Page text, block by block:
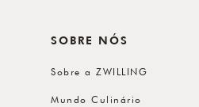
SOBRE NÓS
Sobre a ZWILLING
Mundo Culinário